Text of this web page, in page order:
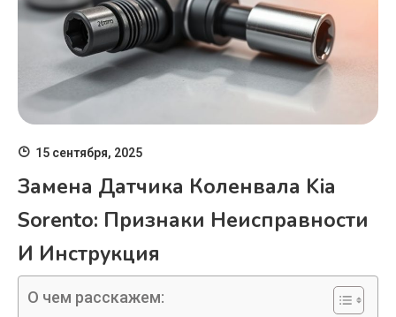
15 сентября, 2025
Замена Датчика Коленвала Kia
Sorento: Признаки Неисправности
И Инструкция
О чем расскажем: